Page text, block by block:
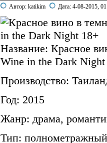
Автор: katikim Дата: 4-08-2015,
Название: Красное
Wine in the Dark
Производство:
Год: 2015
Жанр: драма,
Тип: